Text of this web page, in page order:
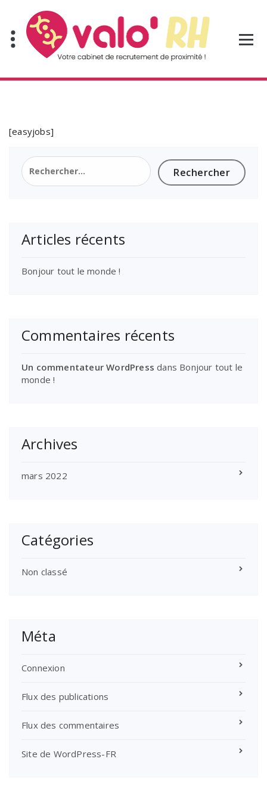
contenu
[easyjobs]
Rechercher :
Articles récents
Bonjour tout le monde !
Commentaires récents
Un commentateur WordPress dans Bonjour tout le
monde !
Archives
mars 2022
Catégories
Non classé
Méta
Connexion
Flux des publications
Flux des commentaires
Site de WordPress-FR